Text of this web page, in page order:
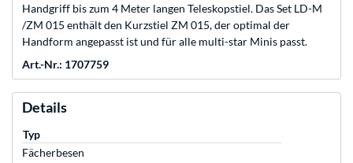
Handgriff bis zum 4 Meter langen Teleskopstiel. Das Set LD-M
/ZM 015 enthält den Kurzstiel ZM 015, der optimal der
Handform angepasst ist und für alle multi-star Minis passt.
Art.-Nr.: 1707759
Details
Typ
Fächerbesen